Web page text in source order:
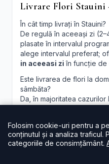
Livrare Flori Stauini
În cât timp livrați în Stauini?
De regulă în aceeași zi
plasate în intervalul
alege intervalul preferat;
in aceeasi zi în funcție de
Este livrarea de flori la
sâmbăta?
Da, în majoritatea cazurilor
Pot programa livrarea
Oferim intervale orare;
acomodăm cererea, în
Folosim cookie-uri pentru a
conținutul și a analiza traficul.
categoriile de consimțământ.